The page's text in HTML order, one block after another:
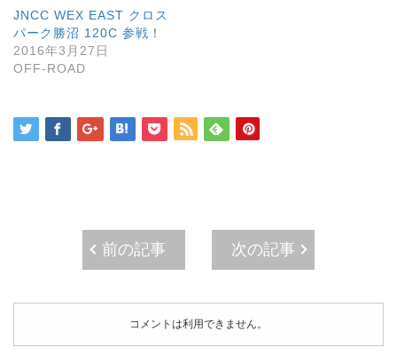
い
ウ
ィ
ン
ド
ウ
す
し
て
く
だ
さ
い
(
ウ
ン
い
ウ
ィ
ン
ド
す
JNCC WEX EAST クロス
パーク勝沼 120C 参戦！
2016年3月27日
OFF-ROAD
前の記事 次の記事
コメントは利用できません。